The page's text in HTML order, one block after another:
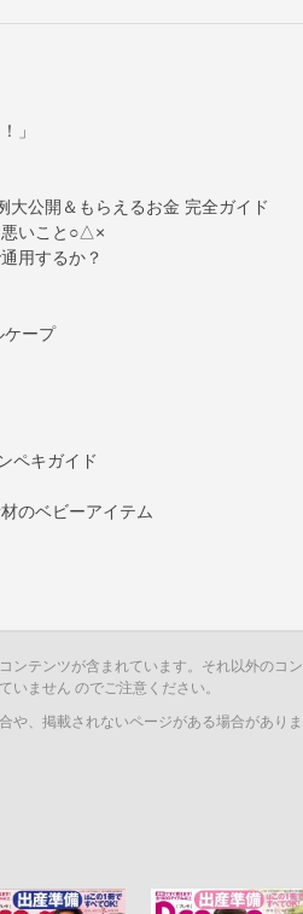
」
大公開＆もらえるお金 完全ガイド
いこと○△×
用するか？
ープ
キガイド
のベビーアイテム
ンテンツが含まれています。それ以外のコン
いません のでご注意ください。
や、掲載されないページがある場合がありま